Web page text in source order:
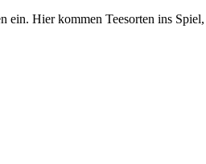
ein. Hier kommen Teesorten ins